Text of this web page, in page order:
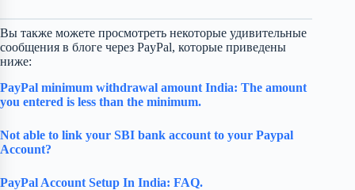
Вы также можете просмотреть некоторые удивительные
сообщения в блоге через PayPal, которые приведены
ниже:
PayPal minimum withdrawal amount India: The amount
you entered is less than the minimum.
Not able to link your SBI bank account to your Paypal
Account?
PayPal Account Setup In India: FAQ.